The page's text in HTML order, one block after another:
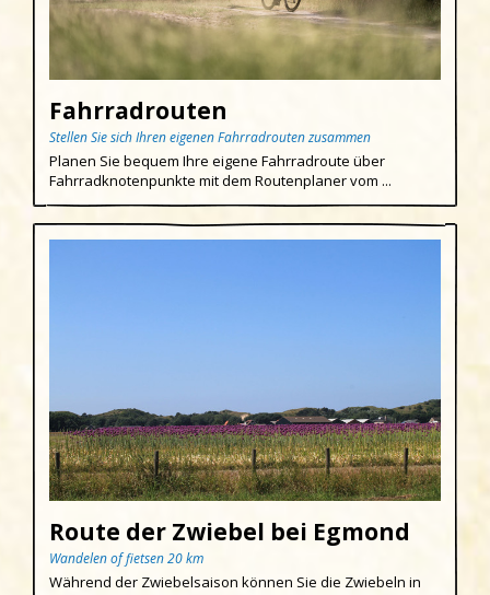
Fahrradrouten
Stellen Sie sich Ihren eigenen Fahrradrouten zusammen
Planen Sie bequem Ihre eigene Fahrradroute über
Fahrradknotenpunkte mit dem Routenplaner vom ...
Route der Zwiebel bei Egmond
Wandelen of fietsen 20 km
Während der Zwiebelsaison können Sie die Zwiebeln in